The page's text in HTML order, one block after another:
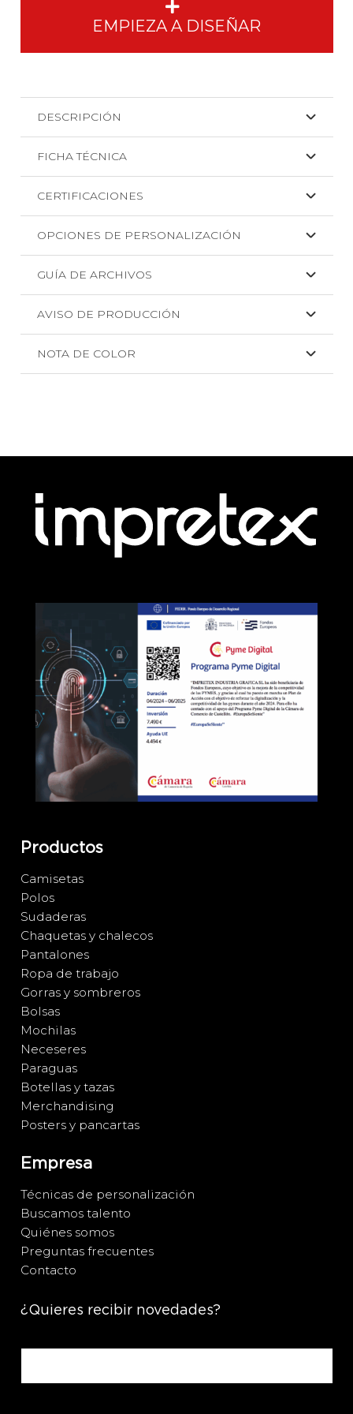
EMPIEZA A DISEÑAR
DESCRIPCIÓN
FICHA TÉCNICA
CERTIFICACIONES
OPCIONES DE PERSONALIZACIÓN
GUÍA DE ARCHIVOS
AVISO DE PRODUCCIÓN
NOTA DE COLOR
Productos
Camisetas
Polos
Sudaderas
Chaquetas y chalecos
Pantalones
Ropa de trabajo
Gorras y sombreros
Bolsas
Mochilas
Neceseres
Paraguas
Botellas y tazas
Merchandising
Posters y pancartas
Empresa
Técnicas de personalización
Buscamos talento
Quiénes somos
Preguntas frecuentes
Contacto
¿Quieres recibir novedades?